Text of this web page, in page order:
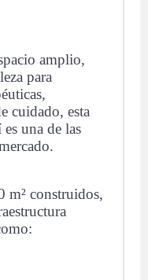
amplio,
para
cuidado, esta
una de las
m² construidos,